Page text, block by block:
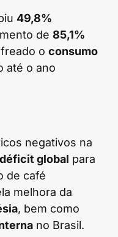
49,8%
de 85,1%
o consumo
até o ano
negativos na
déficit global para
de café
melhora da
, bem como
no Brasil.